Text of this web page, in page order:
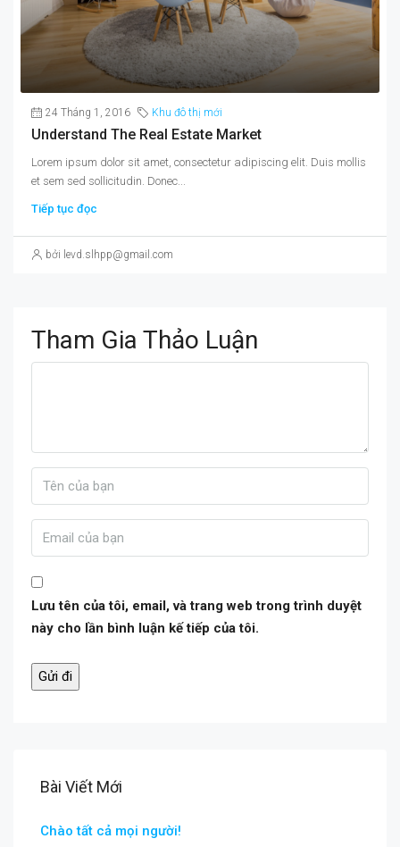
24 Tháng 1, 2016 Khu đô thị mới
Understand The Real Estate Market
Lorem ipsum dolor sit amet, consectetur adipiscing elit. Duis mollis
et sem sed sollicitudin. Donec...
Tiếp tục đọc
bởi levd.slhpp@gmail.com
Tham Gia Thảo Luận
Lưu tên của tôi, email, và trang web trong trình duyệt
này cho lần bình luận kế tiếp của tôi.
Bài Viết Mới
Chào tất cả mọi người!